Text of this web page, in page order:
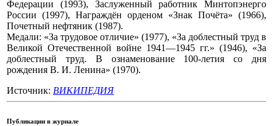
Федерации (1993), Заслуженный работник Минтопэнерго
России (1997), Награждён орденом «Знак Почёта» (1966),
Почетный нефтяник (1987).
Медали: «За трудовое отличие» (1977), «За доблестный труд в
Великой Отечественной войне 1941—1945 гг.» (1946), «За
доблестный труд. В ознаменование 100-летия со дня
рождения В. И. Ленина» (1970).
Источник: ВИКИПЕДИЯ
Публикации в журнале